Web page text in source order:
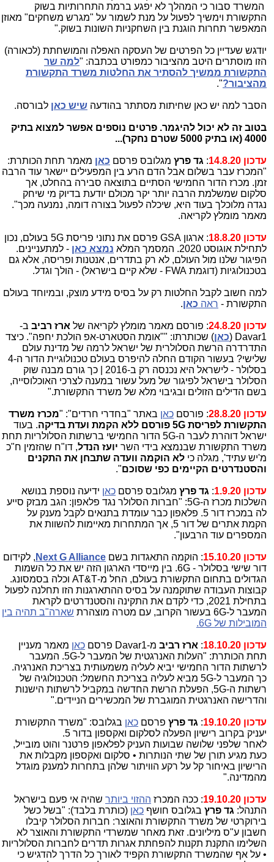
המשרד סבור כי המהלך לא יפגע ברמת התחרותיות בשוק
התקשורת וימשיך לפעול על מנת לשמור על "מגרש משחקים" מאוזן
המאפשר תחרות הוגנת בין השחקניות השונות בשוק."
יודגש שעדיין כל הפרטים של העסקה האפלה והמושחתת (לכאורה)
הזו מוסתרים היטב מהציבור כמפורט בכתבה: "למה שר
התקשורת ממשיך להסתיר את החלטות משרד התקשורת
מהציבור?".
הסבר למה יש כאן שחיתות מסתתר בהודעה שיש כאן לבורסה.
בטוב זה לא יכול להיגמר. פרטים נוספים אפשר למצוא בתיק
4000 (או בתיק 5000 שטרם נחקר)...
עדכון 14.8.20 : גד פרץ מגלובס פרסם כאן מאמר תחת הכותרת:
"המכרז עבר בשלום אבל הדם הרע בין המפעילים יישאר עוד הרבה
זמן. מכרז הדור החמישי הסתיים בתוצאה סבירה בהחלט, אך
סלקום שמשלמת הרבה יותר יקר מכולם יודעת בדיוק מי שיחק
נגדה מלוכלך בעוד היא, שיכלה לפעול בצורה דומה, נמנעה מכך".
מאמר מומלץ לקריאה.
עדכון 18.8.20
: ארגון GSA פרסם את נתוני פריסת 5G בעולם, נכון
לתחילת אוגוסט 2020. המסמך המלא
נמצא כאן - למתעניינים.
הפיגור שלנו מול העולם, לא רק בתדרים, אנטנות ופריסה, אלא גם
בטכנולוגיות (דוגמת FWA - שלא קיים בישראל) - הולך וגדל.
למה חשוב לקבל החלטות רק על בסיס מידע מוצק, ובמיוחד בעולם
התקשורת - ראה כאן.
עדכון 24.8.20 : פורסם מאמר מומלץ לקריאה של ארז רביב ב-
Davar1 (
כאן) שכותרתו: ""אומת הסטארט-אפ הולכת יחפה". כיצד
התדרדרה הרשת הסלולרית של ישראל לרמה של מדינת עולם
שלישי? בעשור הקודם החלה להיפרס בעולם טכנולוגיית הדור ה-4
בסלולר - לישראל היא נכנסה רק ב-2016 | כך גורם מבנה שוק
הסלולר בישראל לפיגור של מעל עשור במענה לצרכי האוכלוסייה,
בשם הדילים הזולים ובגיבוי מלא של משרד התקשורת."
עדכון 28.8.20 : פורסם כאן באתר "בחדרי חרדים": "מכרז משרד
התקשורת לפריסת 5G פורסם ללא הקמת ועדת בדיקה
. בעוד
ישראל דוהרת לעבר ה-5G הדור החמישי ברשתות הסלולריות תחת
משרד התקשורת שבנמצא בידי השר יועז הנדל, דו"ח שהזמין ח"כ
מ'יש עתיד', מגלה כי לא הוקמה וועדה שתבחן את התקנים
והסטנדרטים הקיימים כפי שסוכם".
עדכון 1.9.20 : גד פרץ מגלובס פרסם כאן ידיעה נוספת בנושא
השלכות מכרז ה-5G: "חברות הסלולר נגד פלאפון: הגב מבזק סייע
לה במכרז דור 5. פלאפון כבר עומדת בתנאים לקבל מענק על
הקמת אתרים של דור 5, אך המתחרות מאיימות להשוות את
המספרים עוד הרבעון".
עדכון 15.10.20 : הוקמה התאגדות בשם Next G Alliance , לקידום
דור שישי בסלולר - 6G. בין מייסדי הארגון הזה יש את כל השמות
הגדולים בתחום התקשורת בעולם, החל מ-AT&T וכלה בסמסונג.
קבוצות העבודה שתוקמנה על בסיס ההתארגנות הזו תחלנה לפעול
בתחילת 2021, כדי לקדם את התקינה והסטנדרטים לקראת
המעבר ל-6G בעשור הקרוב, עם מטרה מוצהרת
שארה"ב תהיה בין
המובילות של 6G.
עדכון 18.10.20 : ארז רביב מ-Davar1 פרסם כאן מאמר מעניין
תחת הכותרת: "העלות האנרגטית של המעבר ל-5G. המעבר
לרשתות הדור החמישי יביא לעליה משמעותית בצריכת האנרגיה.
כך המעבר ל-5G מביא לעליה בצריכת החשמל: הטכנולוגיה של
רשתות ה-5G, הפעלת הרשת החדשה במקביל לרשתות הישנות
והדרישה האנרגטית המוגברת של המכשירים הניידים."
עדכון 19.10.20 : גד פרץ פרסם כאן בגלובס: "משרד התקשורת
יעניק בקרוב רישיון הפעלה לסלקום ואקספון בדור 5.
לאחר שלפני שלושה שבועות העניק לפלאפון פרטנר והוט מובייל,
כעת מגיע תורן של שתי הנותרות • סלקום ואקספון מקבלות את
הרישיון באיחור קל על רקע הוויתור שלהן בתחרות למענק מוגדל
מהמדינה."
עדכון 19.10.20 : ככה המכרז ההזוי ביותר שהיה אי פעם בישראל
התנהל: גד פרץ בגלובס חושף כאן (כותרת בלבד): "בשל כשל
בירוקרטי של משרד התקשורת והאוצר: חברות הסלולר קיבלו
חשבון ע"ס מיליונים. זאת מאחר שמשרדי התקשורת והאוצר לא
השלימו התקנת תקנות להפחתת אגרות תדרים לחברות הסלולריות
• על אף שהמשרד התקשורת הקפיד לאורך כל הדרך להדגיש כי